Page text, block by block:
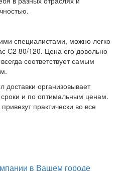
специалистами, можно легко
С2 80/120. Цена его довольно
соответствует самым
доставки организовывает
сроки и по оптимальным ценам.
практически во все